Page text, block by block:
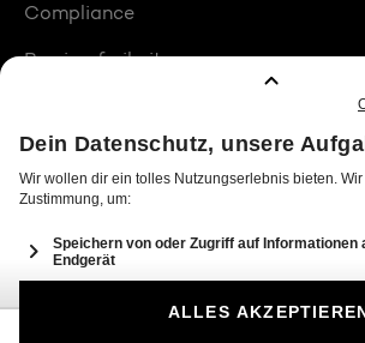
Compliance
Barrierefreiheit